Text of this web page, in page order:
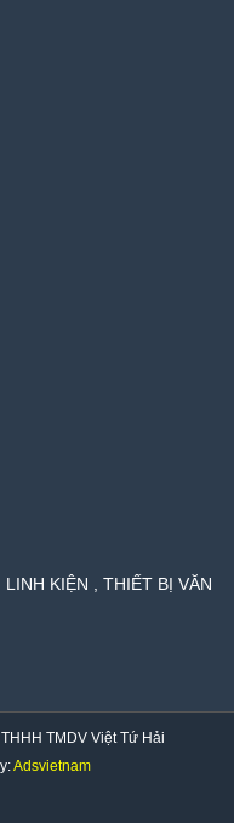
KIỆN , THIẾT BỊ VĂN
TMDV Việt Tứ Hải
Adsvietnam